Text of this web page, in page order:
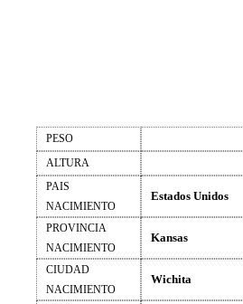
PESO
ALTURA
PAIS
NACIMIENTO
Estados Unidos
PROVINCIA
NACIMIENTO
Kansas
CIUDAD
NACIMIENTO
Wichita